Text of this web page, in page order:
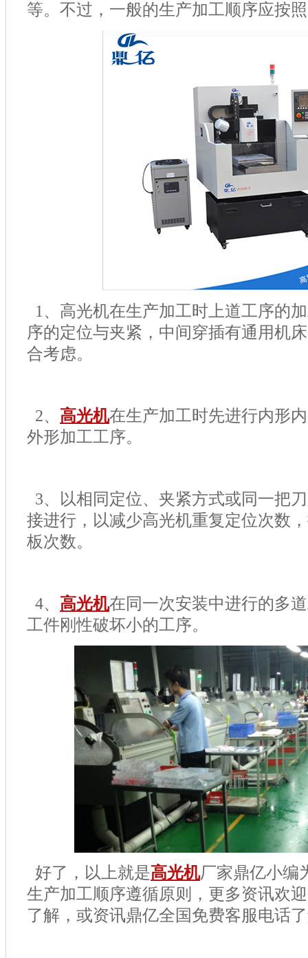
等。不过，一般的生产加工顺序应按
1、高光机在生产加工时上道工序的
序的定位与夹紧，中间穿插有通用机
合考虑。
2、 高光机在生产加工时先进行内形
外形加工工序。
3、以相同定位、夹紧方式或同一把
接进行，以减少高光机重复定位次数
板次数。
4、 高光机在同一次安装中进行的多
工件刚性破坏小的工序。
好了，以上就是高光机厂家鼎亿小编
生产加工顺序遵循原则，更多资讯欢
了解，或资讯鼎亿全国免费客服电话